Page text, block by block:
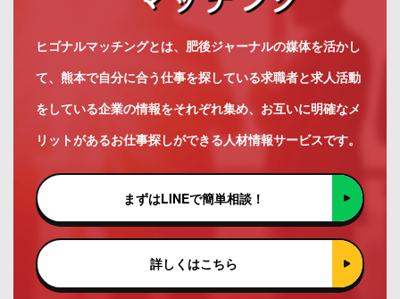
ヒゴナルマッチングとは、肥後ジャーナルの媒体を活かし
て、熊本で自分に合う仕事を探している求職者と求人活動
をしている企業の情報をそれぞれ集め、お互いに明確なメ
リットがあるお仕事探しができる人材情報サービスです。
まずはLINEで簡単相談！
詳しくはこちら